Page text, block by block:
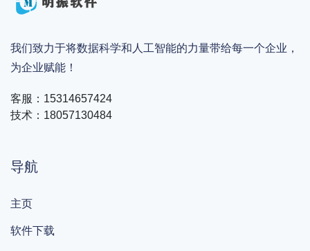
我们致力于将数据科学和人工智能的力量带给每一个企业，
为企业赋能！
客服：15314657424
技术：18057130484
导航
主页
软件下载